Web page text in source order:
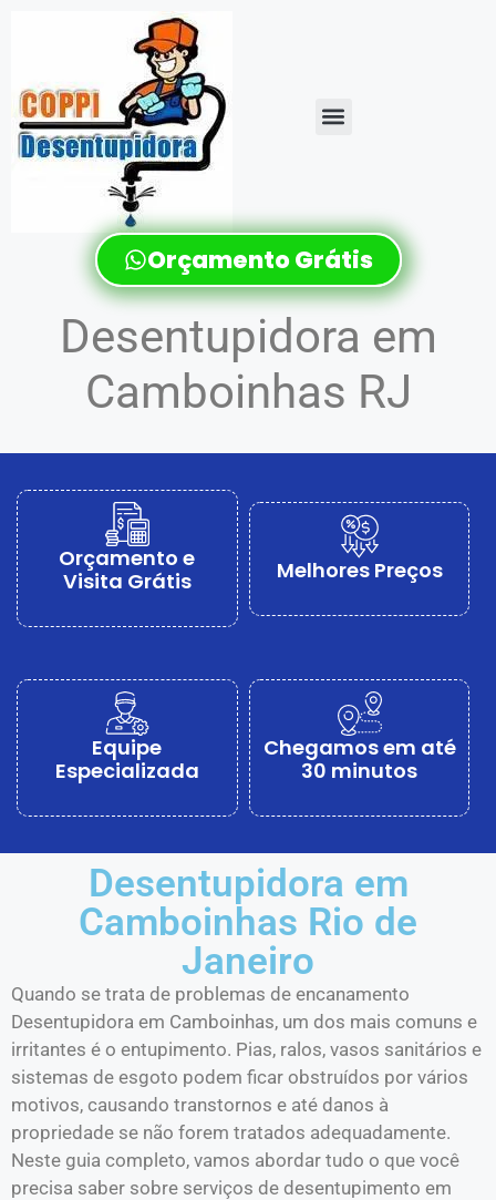
Orçamento Grátis
Desentupidora em
Camboinhas RJ
Orçamento e
Visita Grátis
Melhores Preços
Equipe
Especializada
Chegamos em até
30 minutos
Desentupidora em
Camboinhas Rio de
Janeiro
Quando se trata de problemas de encanamento
Desentupidora em Camboinhas, um dos mais comuns e
irritantes é o entupimento. Pias, ralos, vasos sanitários e
sistemas de esgoto podem ficar obstruídos por vários
motivos, causando transtornos e até danos à
propriedade se não forem tratados adequadamente.
Neste guia completo, vamos abordar tudo o que você
precisa saber sobre serviços de desentupimento em